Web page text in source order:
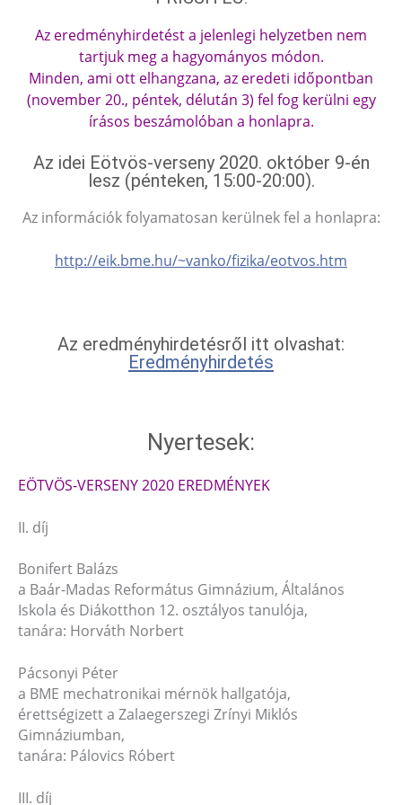
Az eredményhirdetést a jelenlegi helyzetben nem
tartjuk meg a hagyományos módon.
Minden, ami ott elhangzana, az eredeti időpontban
(november 20., péntek, délután 3) fel fog kerülni egy
írásos beszámolóban a honlapra.
Az idei Eötvös-verseny 2020. október 9-én
lesz (pénteken, 15:00-20:00).
Az információk folyamatosan kerülnek fel a honlapra:
http://eik.bme.hu/~vanko/fizika/eotvos.htm
Az eredményhirdetésről itt olvashat:
Eredményhirdetés
Nyertesek:
EÖTVÖS-VERSENY 2020 EREDMÉNYEK
II. díj
Bonifert Balázs
a Baár-Madas Református Gimnázium, Általános
Iskola és Diákotthon 12. osztályos tanulója,
tanára: Horváth Norbert
Pácsonyi Péter
a BME mechatronikai mérnök hallgatója,
érettségizett a Zalaegerszegi Zrínyi Miklós
Gimnáziumban,
tanára: Pálovics Róbert
III. díj